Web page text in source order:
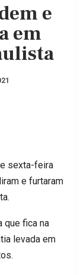
e
em
sexta-feira
e furtaram
que fica na
levada em